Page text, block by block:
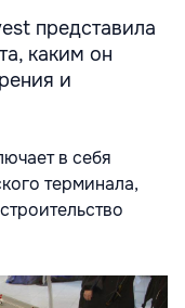
представила
каким он
и
в себя
терминала,